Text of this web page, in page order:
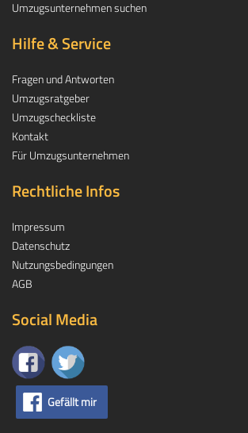
Umzugsunternehmen suchen
Hilfe & Service
Fragen und Antworten
Umzugsratgeber
Umzugscheckliste
Kontakt
Für Umzugsunternehmen
Rechtliche Infos
Impressum
Datenschutz
Nutzungsbedingungen
AGB
Social Media
Gefällt mir